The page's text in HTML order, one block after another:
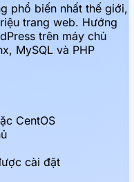
phổ biến nhất thế giới,
trang web. Hướng
trên máy chủ
MySQL và PHP
CentOS
cài đặt